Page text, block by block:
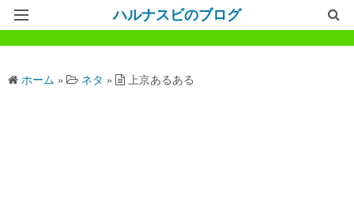
ハルナスビのブログ
記事一覧
ホームページ
ホーム » ネタ » 上京あるある